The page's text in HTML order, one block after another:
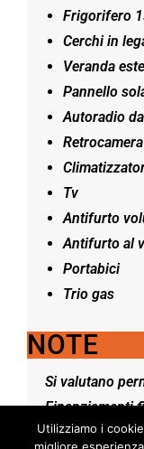
Frigorifero
Cerchi in
Veranda
Pannello
Autoradio
Tv
Antifurto
Antifurto al
Portabici
Trio gas
NOTE
Si valutano
Finanziamenti
Finanziamenti
Utilizziamo i